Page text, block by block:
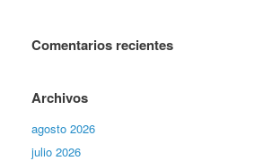
Comentarios recientes
Archivos
agosto 2026
julio 2026